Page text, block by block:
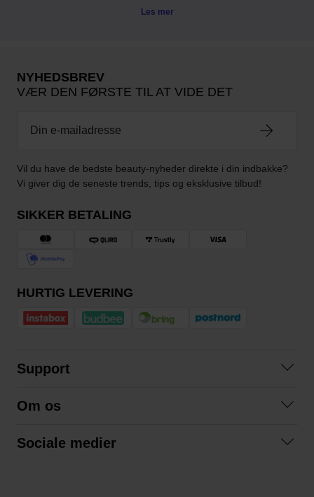
Les mer
NYHEDSBREV
VÆR DEN FØRSTE TIL AT VIDE DET
Vil du have de bedste beauty-nyheder direkte i din indbakke?
Vi giver dig de seneste trends, tips og eksklusive tilbud!
SIKKER BETALING
HURTIG LEVERING
Support
Betingelser
Om os
Sociale medier